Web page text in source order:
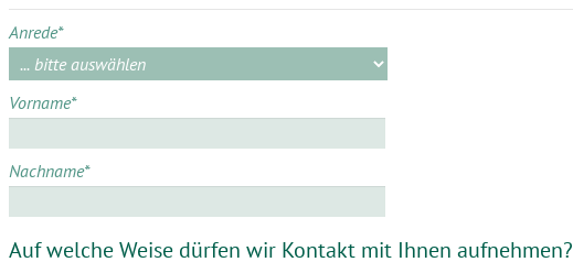
Anrede*
Vorname*
Nachname*
Auf welche Weise dürfen wir Kontakt mit Ihnen aufnehmen?